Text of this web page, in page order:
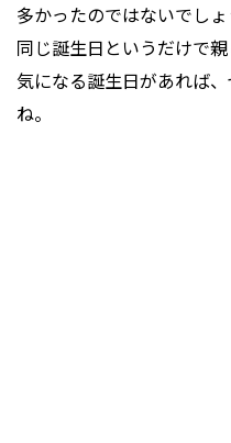
多かったのではないでし
同じ誕生日というだけで
気になる誕生日があれば
ね。